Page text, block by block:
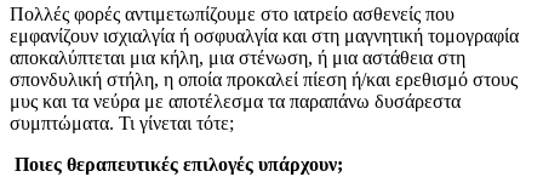
Πολλές φορές αντιμετωπίζουμε στο ιατρείο ασθενείς που
εμφανίζουν ισχιαλγία ή οσφυαλγία και στη μαγνητική τομογραφία
αποκαλύπτεται μια κήλη, μια στένωση, ή μια αστάθεια στη
σπονδυλική στήλη, η οποία προκαλεί πίεση ή/και ερεθισμό στους
μυς και τα νεύρα με αποτέλεσμα τα παραπάνω δυσάρεστα
συμπτώματα. Τι γίνεται τότε;
Ποιες θεραπευτικές επιλογές υπάρχουν;